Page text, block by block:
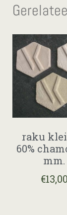
raku
60%
mm.
€13,00